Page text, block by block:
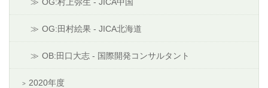
OG:田村絵果 - JICA北海道
OB:田口大志 - 国際開発コンサルタント
2020年度